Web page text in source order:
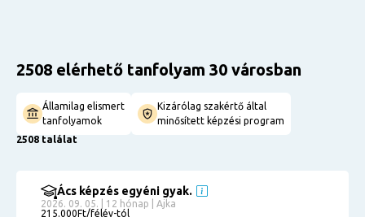
2508 elérhető tanfolyam 30 városban
Államilag elismert
tanfolyamok
Kizárólag szakértő által
minősített képzési program
2508 találat
Ács képzés egyéni gyak.
2026. 09. 05. | 12 hónap | Ajka
215.000Ft/félév-tól